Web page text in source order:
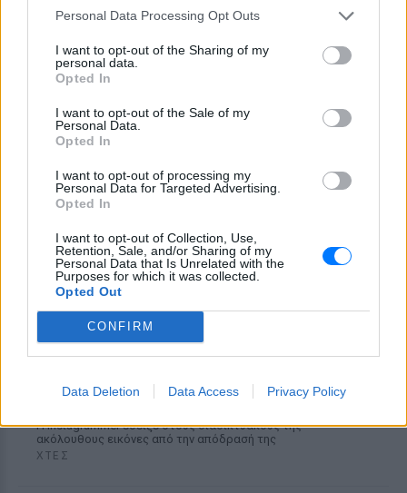
Personal Data Processing Opt Outs
I want to opt-out of the Sharing of my
personal data.
Opted In
I want to opt-out of the Sale of my
Personal Data.
Opted In
I want to opt-out of processing my
Personal Data for Targeted Advertising.
Opted In
I want to opt-out of Collection, Use,
Retention, Sale, and/or Sharing of my
Personal Data that Is Unrelated with the
Purposes for which it was collected.
Opted Out
CONFIRM
Data Deletion Data Access Privacy Policy
τους
«Δεν θα το ξεχάσω όσο ζω»: Η
συγκλονιστική εξομολόγηση
έζησε όταν ο γιος της νοσηλευόταν στο
νοσοκομείο της Αρτας.
Η Ιωάννα Τούνη δημοσίευσε υλικό από τις
διακοπές της στη Μύκονο: Όσο και αν έχω
ταξιδέψει, αυτός είναι ο αγαπημένος μου
προορισμός
Η Instagrammer έδειξε στους διαδικτυακούς της
ακόλουθους εικόνες από την απόδρασή της
ΧΤΕΣ